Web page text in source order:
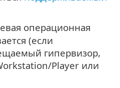
операционная
(если
гипервизор,
Player или